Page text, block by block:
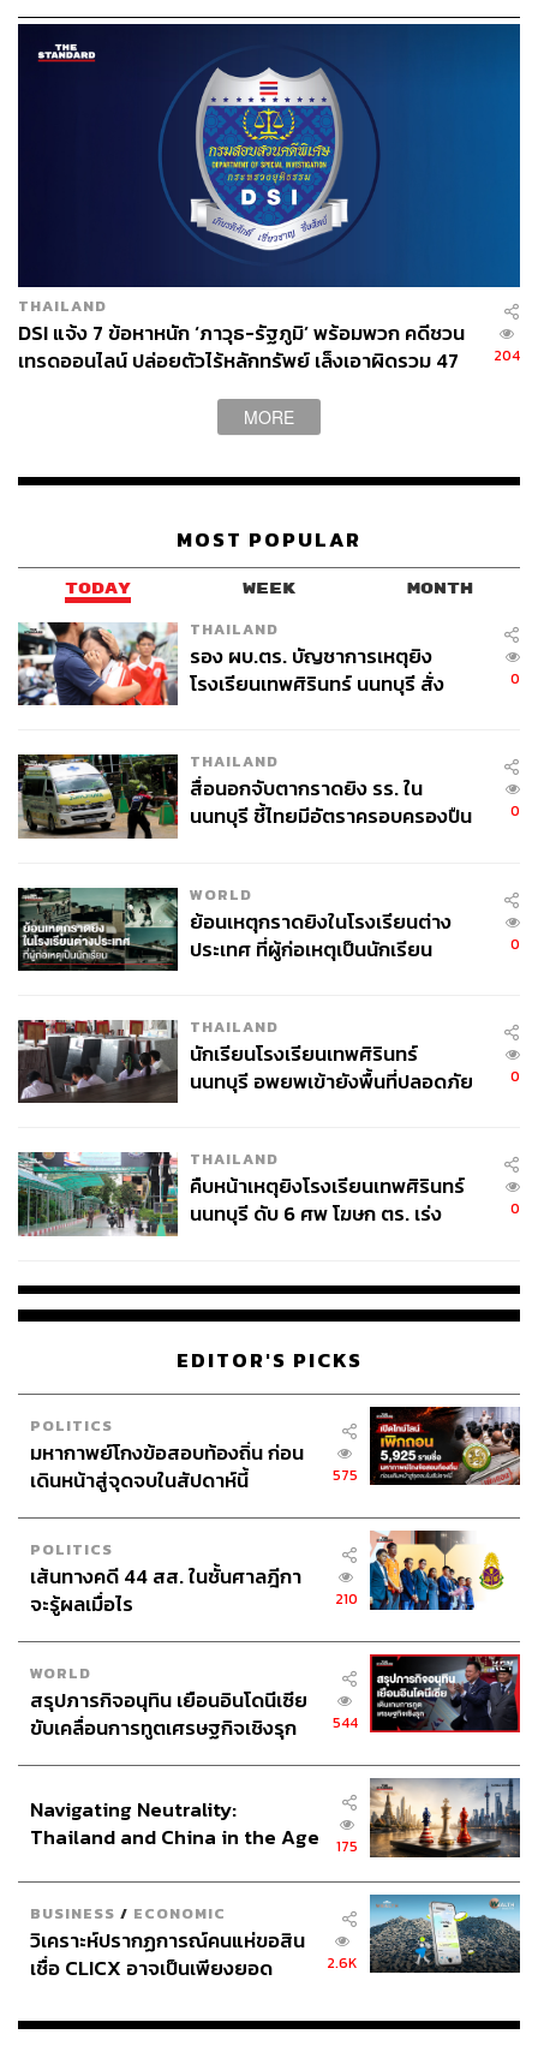
THAILAND
DSI แจ้ง 7 ข้อหาหนัก ‘ภาวุธ-รัฐภูมิ’ พร้อมพวก คดีชวน
เทรดออนไลน์ ปล่อยตัวไร้หลักทรัพย์ เล็งเอาผิดรวม 47
204
MORE
MOST POPULAR
TODAY WEEK MONTH
THAILAND
รอง ผบ.ตร. บัญชาการเหตุยิง
โรงเรียนเทพศิรินทร์ นนทบุรี สั่ง
0
THAILAND
สื่อนอกจับตากราดยิง รร. ใน
นนทบุรี ชี้ไทยมีอัตราครอบครองปืน
0
WORLD
ย้อนเหตุกราดยิงในโรงเรียนต่าง
ประเทศ ที่ผู้ก่อเหตุเป็นนักเรียน
0
THAILAND
นักเรียนโรงเรียนเทพศิรินทร์
นนทบุรี อพยพเข้ายังพื้นที่ปลอดภัย
0
THAILAND
คืบหน้าเหตุยิงโรงเรียนเทพศิรินทร์
นนทบุรี ดับ 6 ศพ โฆษก ตร. เร่ง
0
EDITOR'S PICKS
POLITICS
มหากาพย์โกงข้อสอบท้องถิ่น ก่อน
เดินหน้าสู่จุดจบในสัปดาห์นี้
575
POLITICS
เส้นทางคดี 44 สส. ในชั้นศาลฎีกา
จะรู้ผลเมื่อไร
210
WORLD
สรุปภารกิจอนุทิน เยือนอินโดนีเซีย
ขับเคลื่อนการทูตเศรษฐกิจเชิงรุก
544
Navigating Neutrality:
Thailand and China in the Age
175
BUSINESS / ECONOMIC
วิเคราะห์ปรากฏการณ์คนแห่ขอสิน
เชื่อ CLICX อาจเป็นเพียงยอด
เรือนไทยที่ถูกซุกไว้
2.6K